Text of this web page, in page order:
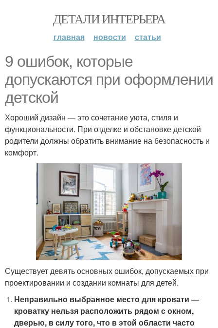
ДЕТАЛИ ИНТЕРЬЕРА
главная новости статьи
9 ошибок, которые
допускаются при оформлении
детской
Хороший дизайн — это сочетание уюта, стиля и
функциональности. При отделке и обстановке детской
родители должны обратить внимание на безопасность и
комфорт.
Существует девять основных ошибок, допускаемых при
проектировании и создании комнаты для детей.
Неправильно выбранное место для кровати —
кроватку нельзя расположить рядом с окном,
дверью, в силу того, что в этой области часто